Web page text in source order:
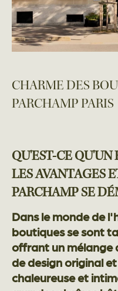
CHARME DES
PARCHAMP PARIS
QU'EST-CE
LES AVANTAGES
PARCHAMP SE
Dans le monde de
boutiques se sont
offrant un mélange
de design original
chaleureuse et